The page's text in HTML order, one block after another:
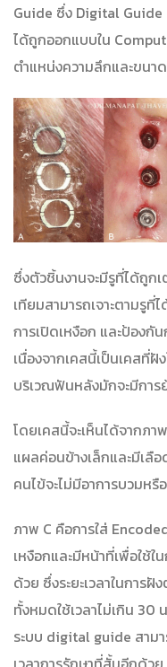
Guide ซึ่ง Digital
ได้ถูกออกแบบใน
ตำแหน่งความลึกและขนา
ซึ่งตัวชิ้นงานจะมีรูที่ได้ถูกเ
เทียมสามารถเจาะตามรูที่
การเปิดเหงือก และป้องกั
เนื่องจากเคสนี้เป็นเคสที่
บริเวณฟันหลังมักจะมีการ
โดยเคสนี้จะเห็นได้จากภา
แผลค่อนข้างเล็กและมีเลื
คนไข้จะไม่มีอาการบวมหรื
ภาพ C คือการใส่
เหงือกและมีหน้าที่เพื่อใช้
ด้วย ซึ่งระยะเวลาในการฝั
ทั้งหมดใช้เวลาไม่เกิน 30
ระบบ digital guide สาม